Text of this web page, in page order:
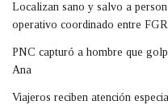
Localizan sano y salvo a
operativo coordinado entre
PNC capturó a hombre que
Ana
Viajeros reciben atención